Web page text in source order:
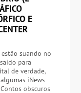
E
suando no
para
de verdade,
iNews
obscuros